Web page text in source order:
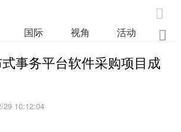

国际 视角 活动 业

事务平台软件采购项目成
29 10:12:04